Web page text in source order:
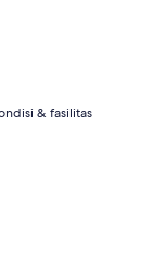
& fasilitas